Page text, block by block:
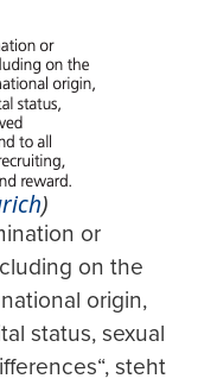
)
or
on the
origin,
status, sexual
steht